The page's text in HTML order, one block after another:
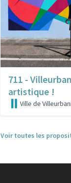
711 -
artistique !
Ville de
Voir toutes les